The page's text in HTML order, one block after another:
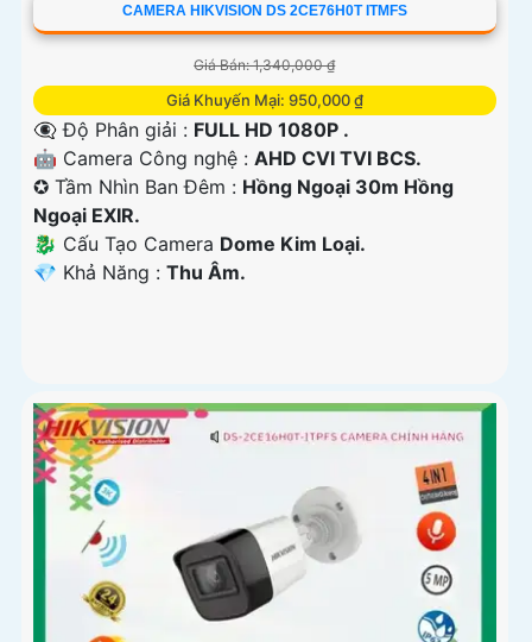
CAMERA HIKVISION DS 2CE76H0T ITMFS
Giá Bán: 1,340,000 ₫
Giá Khuyến Mại: 950,000 ₫
👁️‍🗨 Độ Phân giải : FULL HD 1080P .
🤖️ Camera Công nghệ : AHD CVI TVI BCS.
✪ Tầm Nhìn Ban Đêm : Hồng Ngoại 30m Hồng
Ngoại EXIR.
🐉️ Cấu Tạo Camera Dome Kim Loại.
️💎 Khả Năng : Thu Âm.